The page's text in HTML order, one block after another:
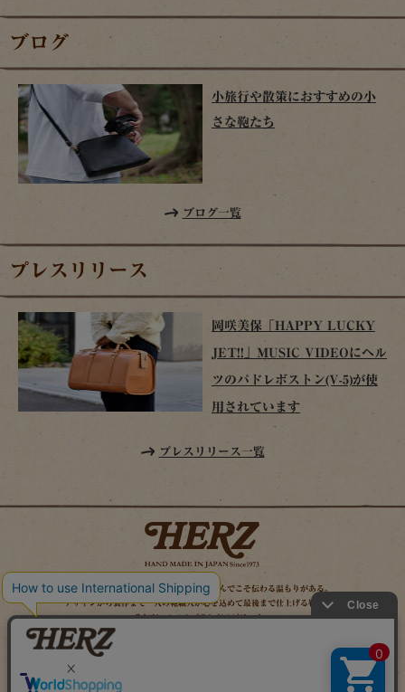
ブログ
小旅行や散策におすすめの小
さな鞄たち
ブログ一覧
プレスリリース
岡咲美保「HAPPY LUCKY
JET!!」MUSIC VIDEOにヘル
ツのパドレボストン(V-5)が使
用されています
プレスリリース一覧
時を経てこそ解る味わいがある。使い込んでこそ伝わる温もりがある。
デザインから製作まで一人の鞄職人が心を込めて最後まで仕上げる鞄作り。
それがヘルツのブランドスピリット。
MAIL MAGAZINE
X（旧TWITTER）